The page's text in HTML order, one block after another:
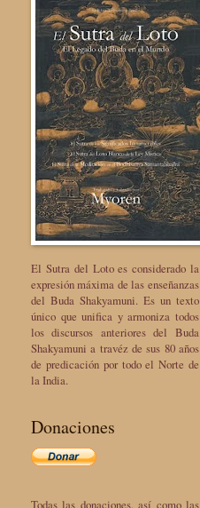
El Sutra del Loto es considerado la
expresión máxima de las enseñanzas
del Buda Shakyamuni. Es un texto
único que unifica y armoniza todos
los discursos anteriores del Buda
Shakyamuni a travéz de sus 80 años
de predicación por todo el Norte de
la India.
Donaciones
Todas las donaciones, así como las